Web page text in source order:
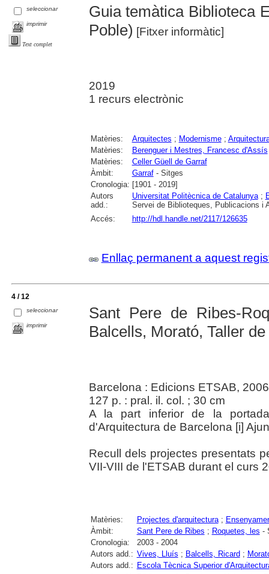
seleccionar
imprimir
Text complet
Guia temàtica Biblioteca
Poble) [Fitxer informàtic]
2019
1 recurs electrònic
Matèries: Arquitectes ; Modernisme;
Matèries:
Berenguer i Mestres, Francesc d'Assís
Matèries:
Celler Güell de Garraf
Àmbit:
Garraf- Sitges
Cronologia: [1901 - 2019]
Autors
add.:
Universitat Politècnica de Catalunya;
Servei de Biblioteques, Publicacions i
Accés:
http://hdl.handle.net/2117/126635
Enllaç permanent a aquest
4 / 12
seleccionar
imprimir
Sant Pere de Ribes-
Balcells, Morató, Taller
Barcelona : Edicions ETSAB, 2006
127 p. : pral. il. col. ; 30 cm
A la part inferior de la
d'Arquitectura de Barcelona [i]
Recull dels projectes presentats
VII-VIII de l'ETSAB durant el curs
Matèries: Projectes d'arquitectura;
Àmbit:
Sant Pere de Ribes ; Roquetes, les -
Cronologia:
2003 - 2004
Autors add.: Vives, Lluís ; Balcells, Ricard ;
Autors add.: Escola Tècnica Superior